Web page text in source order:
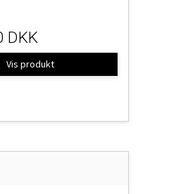
DKK
Vis produkt